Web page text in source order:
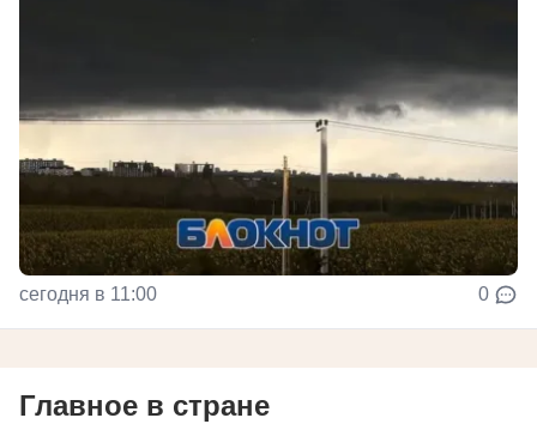
сегодня в 11:00 0
Главное в стране